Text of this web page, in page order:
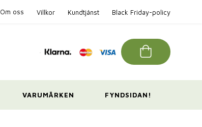
Om oss Villkor Kundtjänst Black Friday-policy
VARUMÄRKEN FYNDSIDAN!